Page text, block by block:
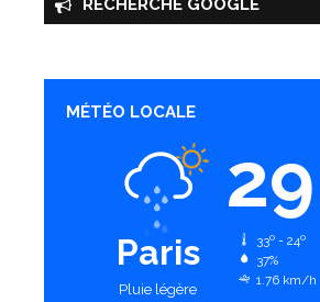
RECHERCHE GOOGLE
MÉTÉO LOCALE
Paris
Pluie légère
29
33º - 24º
37%
1.76 km/h